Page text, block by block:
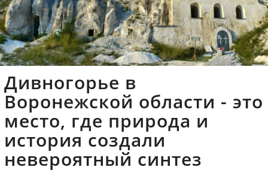
Дивногорье в
Воронежской области - это
место, где природа и
история создали
невероятный синтез